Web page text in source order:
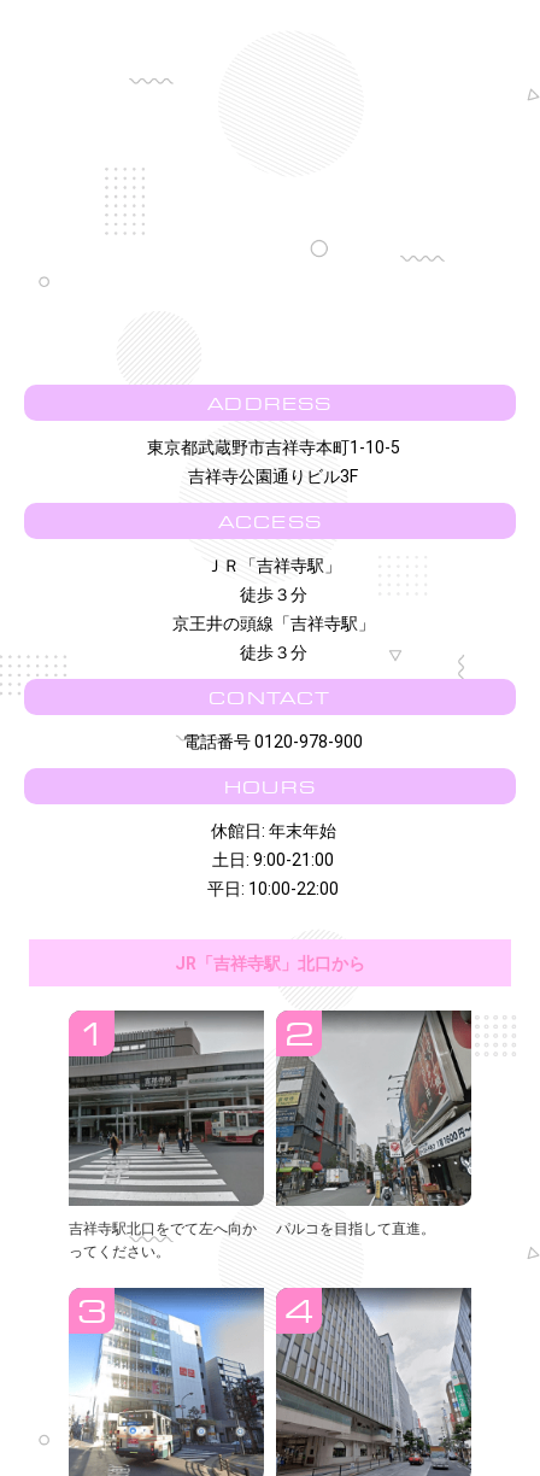
ADDRESS
東京都武蔵野市吉祥寺本町1-10-5
吉祥寺公園通りビル3F
ACCESS
ＪＲ「吉祥寺駅」
徒歩３分
京王井の頭線「吉祥寺駅」
徒歩３分
CONTACT
電話番号 0120-978-900
HOURS
休館日: 年末年始
土日: 9:00-21:00
平日: 10:00-22:00
JR「吉祥寺駅」北口から
吉祥寺駅北口をでて左へ向か
ってください。
パルコを目指して直進。